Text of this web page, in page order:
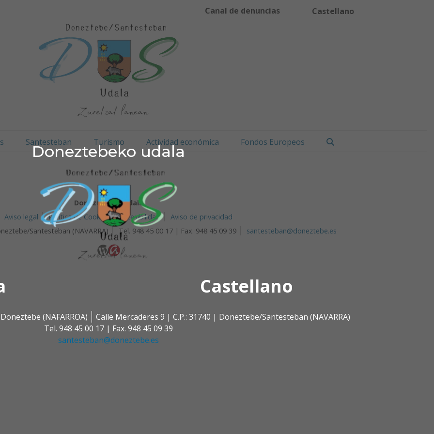
Doneztebeko udala
Castellano
(NAFARROA)
Calle Mercaderes 9 | C.P.: 31740 | Doneztebe/Santesteban (NAVARRA)
Tel. 948 45 00 17 | Fax. 948 45 09 39
santesteban@doneztebe.es
Canal de denuncias Castellano
Santesteban Turismo Actividad económica Fondos Europeos
Doneztebeko udala
Aviso legal
Política de Cookies Accesibilidad
Aviso de privacidad
Santesteban (NAVARRA)
Tel. 948 45 00 17 | Fax. 948 45 09 39 santesteban@doneztebe.es